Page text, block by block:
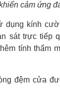
cảm ứng
dụng kính
sát trực tiếp
tính thẩm
đệm cửa